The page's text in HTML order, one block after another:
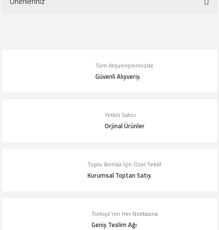
Görüş ve önerileriniz için teşekkür ederiz.
Ürün açıklamasında eksik bilgiler bulunuyor.
Ürün bilgilerinde hatalar bulunuyor.
Gönder
Tüm Alışverişlerinizde
Güvenli Alışveriş
Yetkili Satıcı
Orjinal Ürünler
Toplu Alımlar İçin Özel Teklif
Kurumsal Toptan Satış
Türkiye’nin Her Noktasına
Geniş Teslim Ağı